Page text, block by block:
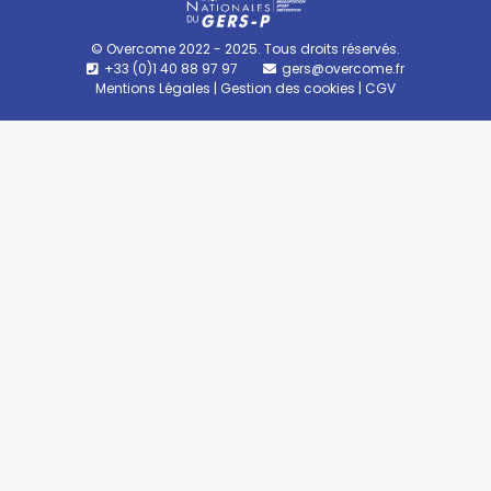
© Overcome 2022 - 2025. Tous droits réservés.
+33 (0)1 40 88 97 97
gers@overcome.fr
Mentions Légales | Gestion des cookies | CGV